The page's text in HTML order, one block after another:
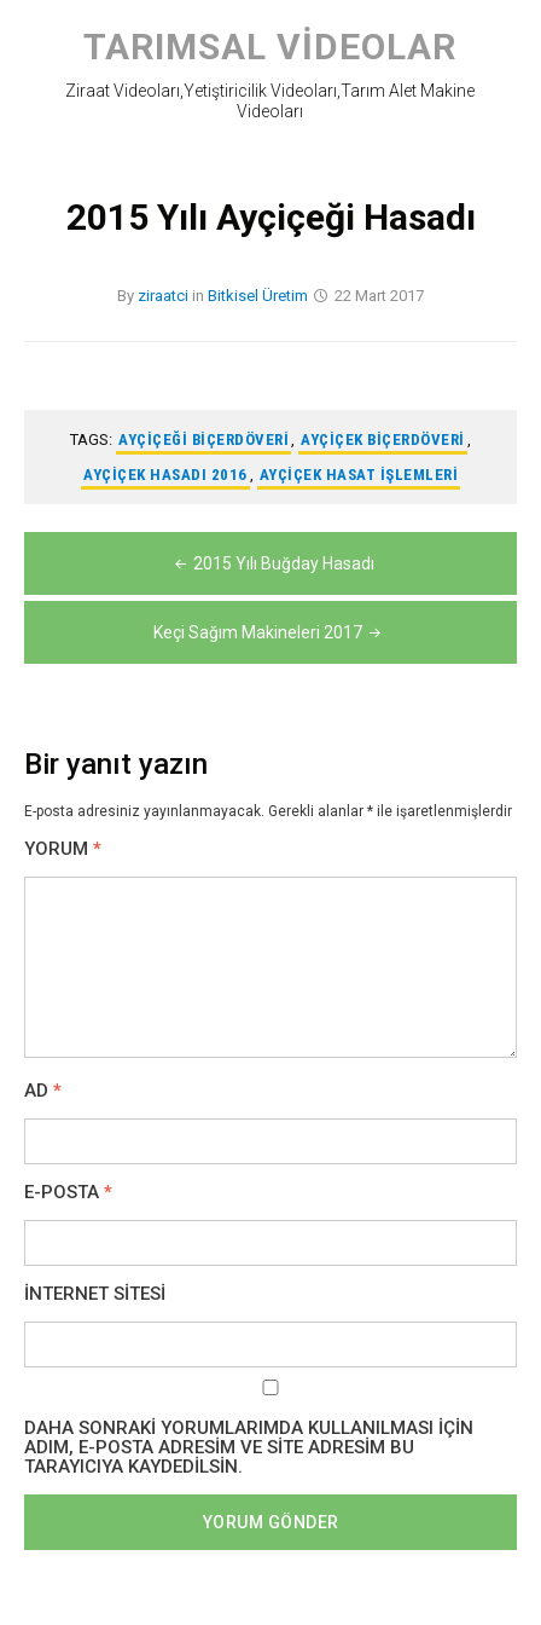
content
TARIMSAL VIDEOLAR
Ziraat Videoları,Yetiştiricilik Videoları,Tarım Alet Makine
Videoları
2015 Yılı Ayçiçeği Hasadı
By ziraatci in Bitkisel Üretim 22 Mart 2017
TAGS: AYÇIÇEĞI BIÇERDÖVERI , AYÇIÇEK BIÇERDÖVERI ,
AYÇIÇEK HASADI 2016 , AYÇIÇEK HASAT IŞLEMLERI
gezinmesi
2015 Yılı Buğday Hasadı
Keçi Sağım Makineleri 2017
Bir yanıt yazın
E-posta adresiniz yayınlanmayacak. Gerekli alanlar * ile işaretlenmişlerdir
YORUM *
AD *
E-POSTA *
İNTERNET SITESI
DAHA SONRAKI YORUMLARIMDA KULLANILMASI IÇIN
ADIM, E-POSTA ADRESIM VE SITE ADRESIM BU
TARAYICIYA KAYDEDILSIN.